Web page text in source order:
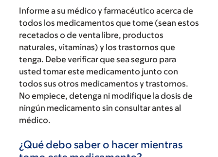
Informe a su médico y farmacéutico acerca de
todos los medicamentos que tome (sean estos
recetados o de venta libre, productos
naturales, vitaminas) y los trastornos que
tenga. Debe verificar que sea seguro para
usted tomar este medicamento junto con
todos sus otros medicamentos y trastornos.
No empiece, detenga ni modifique la dosis de
ningún medicamento sin consultar antes al
médico.
¿Qué debo saber o hacer mientras